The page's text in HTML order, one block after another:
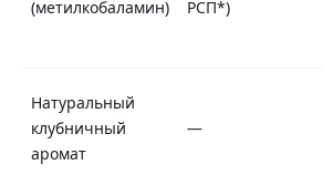
(метилкобаламин)
РСП*)
Натуральный
клубничный
аромат
—